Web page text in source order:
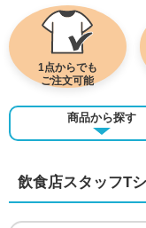
1点からでも
ご注文可能
商品から探す
飲食店スタッフT